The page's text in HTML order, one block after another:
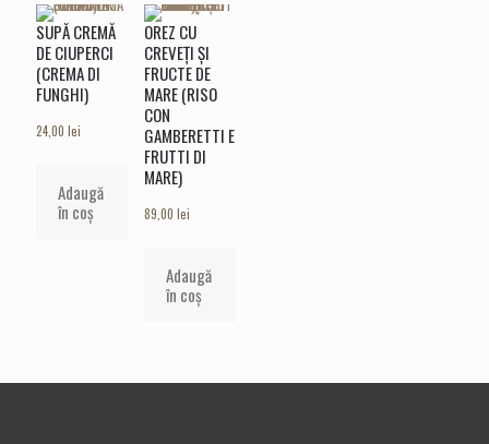
SUPĂ CREMĂ
DE CIUPERCI
(CREMA DI
FUNGHI)
24,00 lei
Adaugă
în coș
OREZ CU
CREVEȚI ȘI
FRUCTE DE
MARE (RISO
CON
GAMBERETTI E
FRUTTI DI
MARE)
89,00 lei
Adaugă
în coș